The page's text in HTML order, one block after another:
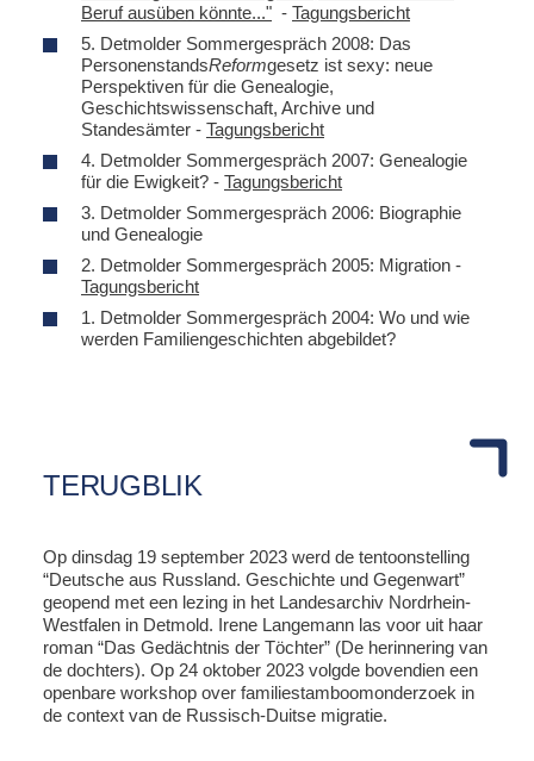
Beruf ausüben könnte..." - Tagungsbericht
5. Detmolder Sommergespräch 2008: Das
PersonenstandsReformgesetz ist sexy: neue
Perspektiven für die Genealogie,
Geschichtswissenschaft, Archive und
Standesämter - Tagungsbericht
4. Detmolder Sommergespräch 2007: Genealogie
für die Ewigkeit? - Tagungsbericht
3. Detmolder Sommergespräch 2006: Biographie
und Genealogie
2. Detmolder Sommergespräch 2005: Migration -
Tagungsbericht
1. Detmolder Sommergespräch 2004: Wo und wie
werden Familiengeschichten abgebildet?
TERUGBLIK
Op dinsdag 19 september 2023 werd de tentoonstelling
“Deutsche aus Russland. Geschichte und Gegenwart”
geopend met een lezing in het Landesarchiv Nordrhein-
Westfalen in Detmold. Irene Langemann las voor uit haar
roman “Das Gedächtnis der Töchter” (De herinnering van
de dochters). Op 24 oktober 2023 volgde bovendien een
openbare workshop over familiestamboomonderzoek in
de context van de Russisch-Duitse migratie.